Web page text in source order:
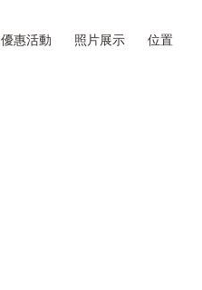
優惠活動 照片展示 位置